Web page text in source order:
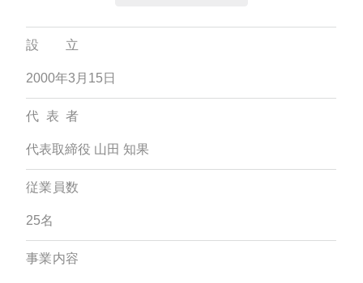
設立
2000年3月15日
代表者
代表取締役 山田 知果
従業員数
25名
事業内容